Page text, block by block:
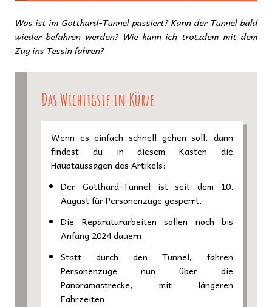
Was ist im Gotthard-Tunnel passiert? Kann der Tunnel bald
wieder befahren werden? Wie kann ich trotzdem mit dem
Zug ins Tessin fahren?
Das Wichtigste in Kürze
Wenn es einfach schnell gehen soll, dann
findest du in diesem Kasten die
Hauptaussagen des Artikels:
Der Gotthard-Tunnel ist seit dem 10.
August für Personenzüge gesperrt.
Die Reparaturarbeiten sollen noch bis
Anfang 2024 dauern.
Statt durch den Tunnel, fahren
Personenzüge nun über die
Panoramastrecke, mit längeren
Fahrzeiten.